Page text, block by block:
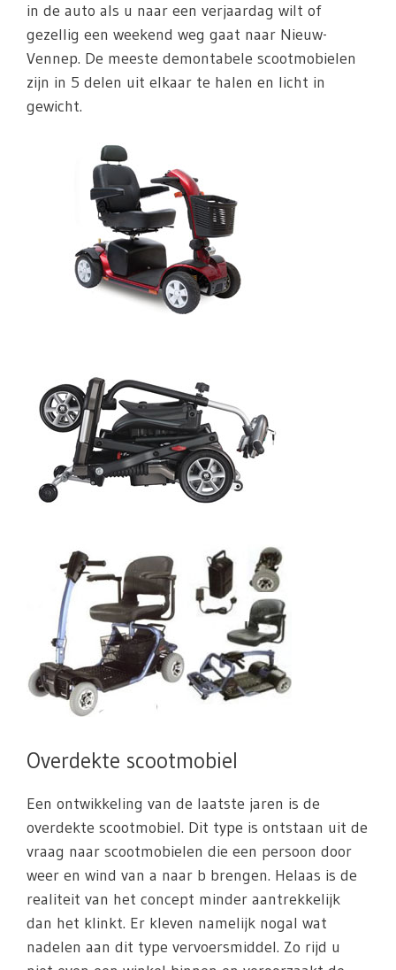
in de auto als u naar een verjaardag wilt of
gezellig een weekend weg gaat naar Nieuw-
Vennep. De meeste demontabele scootmobielen
zijn in 5 delen uit elkaar te halen en licht in
gewicht.
Overdekte scootmobiel
Een ontwikkeling van de laatste jaren is de
overdekte scootmobiel. Dit type is ontstaan uit de
vraag naar scootmobielen die een persoon door
weer en wind van a naar b brengen. Helaas is de
realiteit van het concept minder aantrekkelijk
dan het klinkt. Er kleven namelijk nogal wat
nadelen aan dit type vervoersmiddel. Zo rijd u